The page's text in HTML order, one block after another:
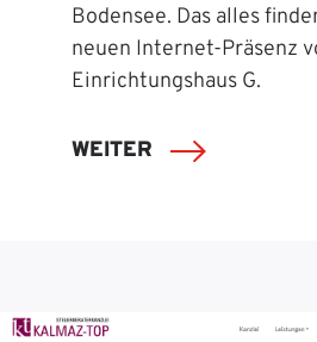
Bodensee. Das alles
neuen Internet-Präsenz
Einrichtungshaus G.
WEITER